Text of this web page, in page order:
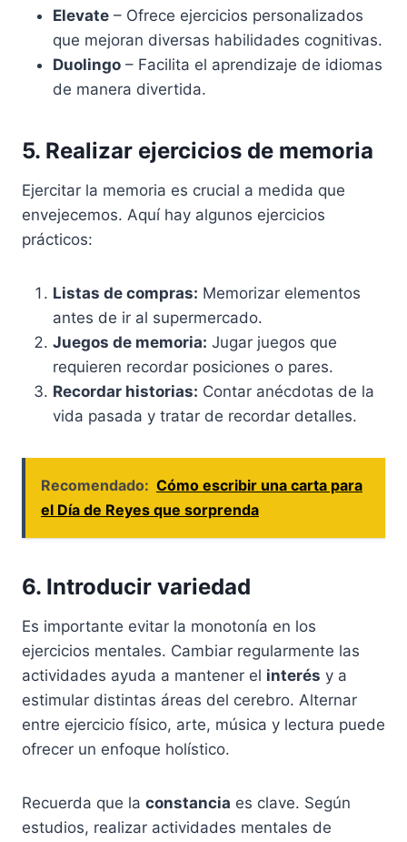
Elevate – Ofrece ejercicios personalizados
que mejoran diversas habilidades cognitivas.
Duolingo – Facilita el aprendizaje de idiomas
de manera divertida.
5. Realizar ejercicios de memoria
Ejercitar la memoria es crucial a medida que
envejecemos. Aquí hay algunos ejercicios
prácticos:
Listas de compras: Memorizar elementos
antes de ir al supermercado.
Juegos de memoria: Jugar juegos que
requieren recordar posiciones o pares.
Recordar historias: Contar anécdotas de la
vida pasada y tratar de recordar detalles.
Recomendado: Cómo escribir una carta para
el Día de Reyes que sorprenda
6. Introducir variedad
Es importante evitar la monotonía en los
ejercicios mentales. Cambiar regularmente las
actividades ayuda a mantener el interés y a
estimular distintas áreas del cerebro. Alternar
entre ejercicio físico, arte, música y lectura puede
ofrecer un enfoque holístico.
Recuerda que la constancia es clave. Según
estudios, realizar actividades mentales de